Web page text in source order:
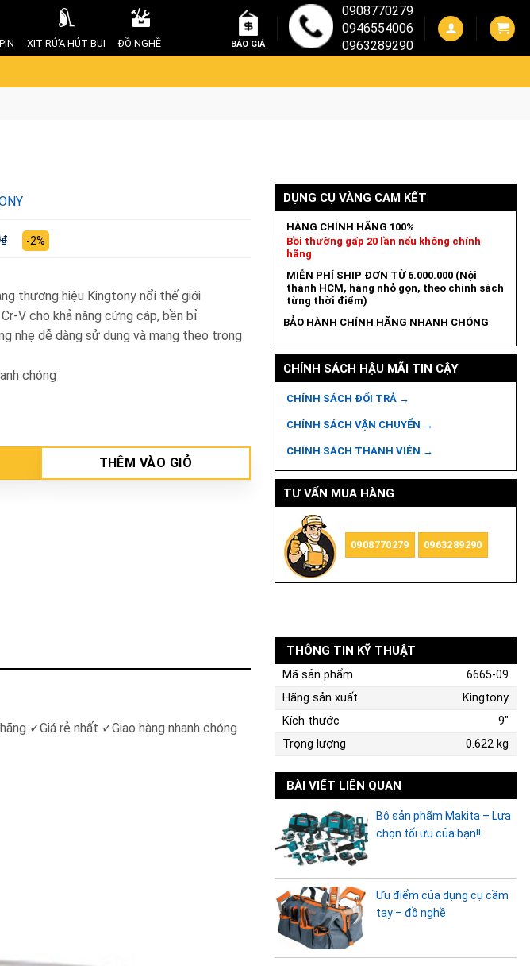
XỊT RỬA HÚT BỤI ĐỒ NGHỀ BÁO GIÁ
0908770279
0946554006
0963289290
₫ -2%
thương hiệu Kingtony nổi thế giới
V cho khả năng cứng cáp, bền bỉ
nhẹ dễ dàng sử dụng và mang theo trong
chóng
6665-09 số lượng
THÊM VÀO GIỎ
DỤNG CỤ VÀNG CAM KẾT
HÀNG CHÍNH HÃNG 100%
Bồi thường gấp 20 lần nếu không chính
hãng
MIỄN PHÍ SHIP ĐƠN TỪ 6.000.000 (Nội
thành HCM, hàng nhỏ gọn, theo chính sách
từng thời điểm)
BẢO HÀNH CHÍNH HÃNG NHANH CHÓNG
CHÍNH SÁCH HẬU MÃI TIN CẬY
CHÍNH SÁCH ĐỔI TRẢ →
CHÍNH SÁCH VẬN CHUYỂN →
CHÍNH SÁCH THÀNH VIÊN →
TƯ VẤN MUA HÀNG
0908770279 0963289290
✓Giá rẻ nhất ✓Giao hàng nhanh chóng
THÔNG TIN KỸ THUẬT
Mã sản phẩm
6665-09
Hãng sản xuất
Kingtony
Kích thước
9"
Trọng lượng
0.622 kg
BÀI VIẾT LIÊN QUAN
Bộ sản phẩm Makita – Lựa
chọn tối ưu của bạn!!
Ưu điểm của dụng cụ cầm
tay – đồ nghề